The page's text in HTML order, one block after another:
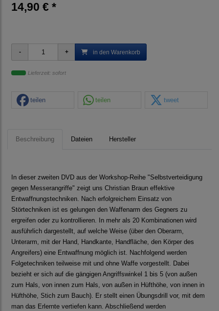
14,90 € *
in den Warenkorb
Lieferzeit: sofort
teilen teilen tweet
Beschreibung Dateien Hersteller
In dieser zweiten DVD aus der Workshop-Reihe "Selbstverteidigung
gegen Messerangriffe" zeigt uns Christian Braun effektive
Entwaffnungstechniken. Nach erfolgreichem Einsatz von
Störtechniken ist es gelungen den Waffenarm des Gegners zu
ergreifen oder zu kontrollieren. In mehr als 20 Kombinationen wird
ausführlich dargestellt, auf welche Weise (über den Oberarm,
Unterarm, mit der Hand, Handkante, Handfläche, den Körper des
Angreifers) eine Entwaffnung möglich ist. Nachfolgend werden
Folgetechniken teilweise mit und ohne Waffe vorgestellt. Dabei
bezieht er sich auf die gängigen Angriffswinkel 1 bis 5 (von außen
zum Hals, von innen zum Hals, von außen in Hüfthöhe, von innen in
Hüfthöhe, Stich zum Bauch). Er stellt einen Übungsdrill vor, mit dem
man das Erlernte vertiefen kann. Abschließend werden